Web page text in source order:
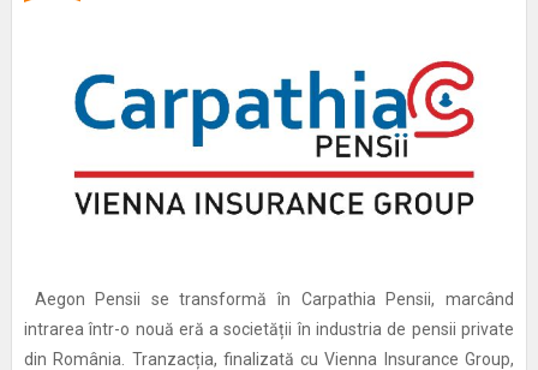
Aegon Pensii se transformă în Carpathia Pensii, marcând
intrarea într-o nouă eră a societății în industria de pensii private
din România. Tranzacția, finalizată cu Vienna Insurance Group,